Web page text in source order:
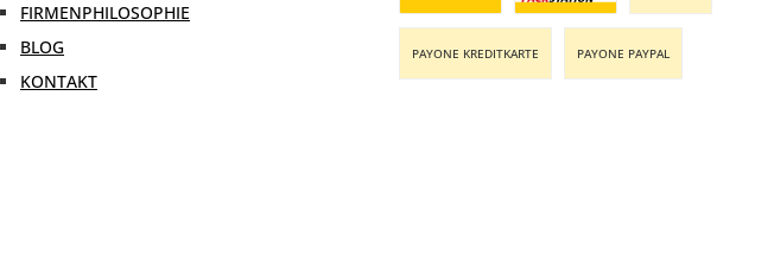
FIRMENPHILOSOPHIE
BLOG
KONTAKT
PAYONE KREDITKARTE PAYONE PAYPAL
Benutzerdefiniertes Bild 1Benutzerdefiniertes Bild 2